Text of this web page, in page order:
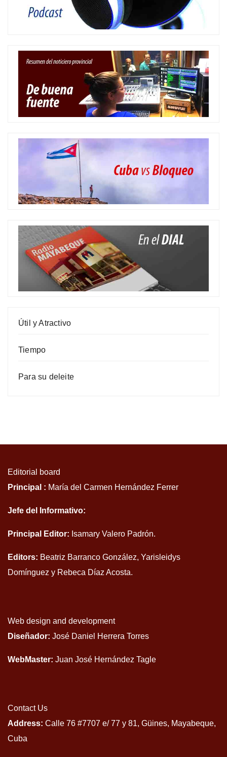
Útil y Atractivo
Tiempo
Para su deleite
Editorial board
Principal : María del Carmen Hernández Ferrer
Jefe del Informativo:
Principal Editor: Isamary Valero Padrón.
Editors: Beatriz Barranco González, Yarisleidys
Domínguez y Rebeca Díaz Acosta.
Web design and development
Diseñador: José Daniel Herrera Torres
WebMaster: Juan José Hernández Tagle
Contact Us
Address: Calle 76 #7707 e/ 77 y 81, Güines, Mayabeque,
Cuba